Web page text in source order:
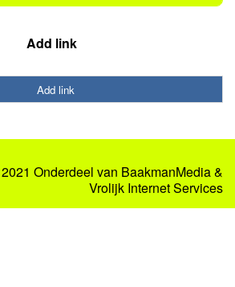
Add link
Add link
Onderdeel van BaakmanMedia&
Vrolijk Internet Services